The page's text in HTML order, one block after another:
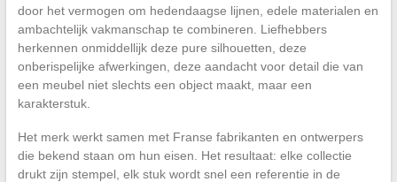
door het vermogen om hedendaagse lijnen, edele materialen en
ambachtelijk vakmanschap te combineren. Liefhebbers
herkennen onmiddellijk deze pure silhouetten, deze
onberispelijke afwerkingen, deze aandacht voor detail die van
een meubel niet slechts een object maakt, maar een
karakterstuk.
Het merk werkt samen met Franse fabrikanten en ontwerpers
die bekend staan om hun eisen. Het resultaat: elke collectie
drukt zijn stempel, elk stuk wordt snel een referentie in de